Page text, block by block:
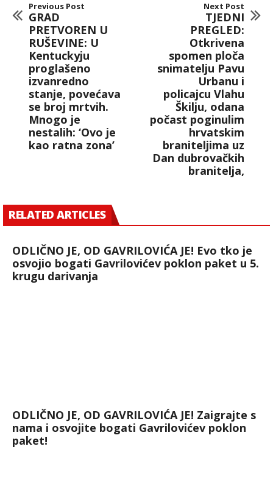
Previous Post
GRAD
PRETVOREN U
RUŠEVINE: U
Kentuckyju
proglašeno
izvanredno
stanje, povećava
se broj mrtvih.
Mnogo je
nestalih: ‘Ovo je
kao ratna zona’
Next Post
TJEDNI
PREGLED:
Otkrivena
spomen ploča
snimatelju Pavu
Urbanu i
policajcu Vlahu
Škilju, odana
počast poginulim
hrvatskim
braniteljima uz
Dan dubrovačkih
branitelja,
RELATED ARTICLES
ODLIČNO JE, OD GAVRILOVIĆA JE! Evo tko je
osvojio bogati Gavrilovićev poklon paket u 5.
krugu darivanja
ODLIČNO JE, OD GAVRILOVIĆA JE! Zaigrajte s
nama i osvojite bogati Gavrilovićev poklon
paket!